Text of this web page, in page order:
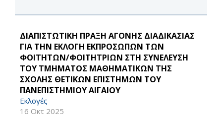
ΔΙΑΠΙΣΤΩΤΙΚΗ ΠΡΑΞΗ ΑΓΟΝΗΣ ΔΙΑΔΙΚΑΣΙΑΣ
ΓΙΑ ΤΗΝ ΕΚΛΟΓΗ ΕΚΠΡΟΣΩΠΩΝ ΤΩΝ
ΦΟΙΤΗΤΩΝ/ΦΟΙΤΗΤΡΙΩΝ ΣΤΗ ΣΥΝΕΛΕΥΣΗ
ΤΟΥ ΤΜΗΜΑΤΟΣ ΜΑΘΗΜΑΤΙΚΩΝ ΤΗΣ
ΣΧΟΛΗΣ ΘΕΤΙΚΩΝ ΕΠΙΣΤΗΜΩΝ ΤΟΥ
ΠΑΝΕΠΙΣΤΗΜΙΟΥ ΑΙΓΑΙΟΥ
Εκλογές
16 Οκτ 2025